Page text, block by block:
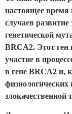
настоящее время
случаев развитие
генетической
BRCA2. Этот ген
участие в
в гене BRCA2 и,
физиологических
злокачественной